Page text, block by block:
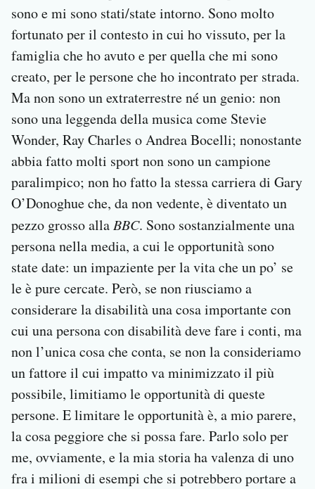
sono e mi sono stati/state intorno. Sono molto
fortunato per il contesto in cui ho vissuto, per la
famiglia che ho avuto e per quella che mi sono
creato, per le persone che ho incontrato per strada.
Ma non sono un extraterrestre né un genio: non
sono una leggenda della musica come Stevie
Wonder, Ray Charles o Andrea Bocelli; nonostante
abbia fatto molti sport non sono un campione
paralimpico; non ho fatto la stessa carriera di Gary
O’Donoghue che, da non vedente, è diventato un
pezzo grosso alla BBC. Sono sostanzialmente una
persona nella media, a cui le opportunità sono
state date: un impaziente per la vita che un po’ se
le è pure cercate. Però, se non riusciamo a
considerare la disabilità una cosa importante con
cui una persona con disabilità deve fare i conti, ma
non l’unica cosa che conta, se non la consideriamo
un fattore il cui impatto va minimizzato il più
possibile, limitiamo le opportunità di queste
persone. E limitare le opportunità è, a mio parere,
la cosa peggiore che si possa fare. Parlo solo per
me, ovviamente, e la mia storia ha valenza di uno
fra i milioni di esempi che si potrebbero portare a